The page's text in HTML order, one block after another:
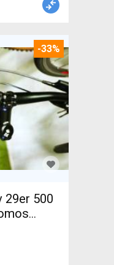
-33%
29er 500
használt